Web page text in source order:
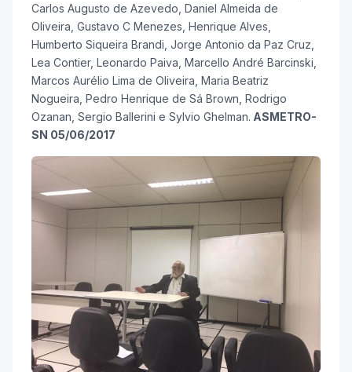
Carlos Augusto de Azevedo, Daniel Almeida de
Oliveira, Gustavo C Menezes, Henrique Alves,
Humberto Siqueira Brandi, Jorge Antonio da Paz Cruz,
Lea Contier, Leonardo Paiva, Marcello André Barcinski,
Marcos Aurélio Lima de Oliveira, Maria Beatriz
Nogueira, Pedro Henrique de Sá Brown, Rodrigo
Ozanan, Sergio Ballerini e Sylvio Ghelman. ASMETRO-
SN 05/06/2017